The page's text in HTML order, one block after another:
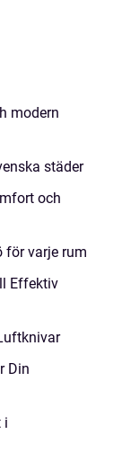
modern
städer
och
för varje rum
Effektiv
Din
i